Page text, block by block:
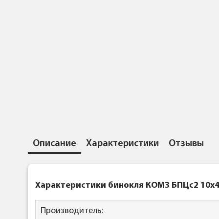
Описание Характеристики Отзывы
Характеристики бинокля КОМЗ БПЦc2
Производитель: